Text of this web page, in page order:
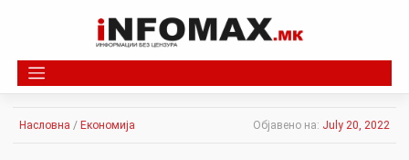
Насловна / Економија Објавено на: July 20, 2022